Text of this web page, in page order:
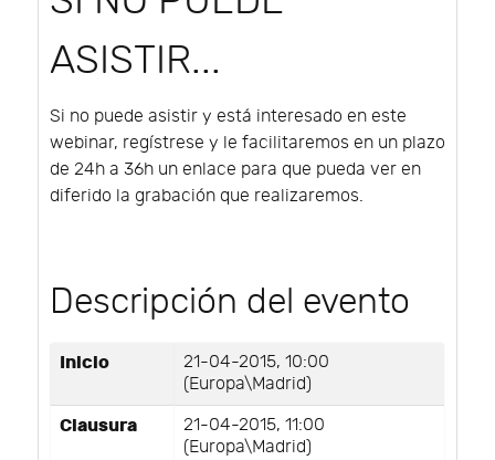
ASISTIR...
Si no puede asistir y está interesado en este
webinar, regístrese y le facilitaremos en un plazo
de 24h a 36h un enlace para que pueda ver en
diferido la grabación que realizaremos.
Descripción del evento
Inicio
21-04-2015, 10:00
(Europa\Madrid)
Clausura
21-04-2015, 11:00
(Europa\Madrid)